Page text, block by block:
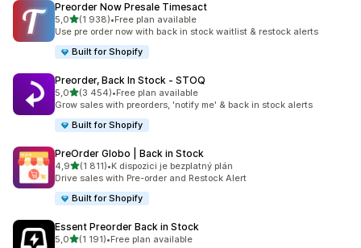
Preorder Now Presale Timesact
5,0z 5 hvězd
(1 938)
Celkový počet recenzí: 1938
•Free plan available
Use pre order now with back in stock waitlist & restock alerts
Built for Shopify
Preorder, Back In Stock ‑ STOQ
5,0z 5 hvězd
(3 454)
Celkový počet recenzí: 3454
•Free plan available
Grow sales with preorders, 'notify me' & back in stock alerts
Built for Shopify
PreOrder Globo | Back in Stock
4,9z 5 hvězd
(1 811)
Celkový počet recenzí: 1811
•K dispozici je bezplatný plán
Drive sales with Pre-order and Restock Alert
Built for Shopify
Essent Preorder Back in Stock
5,0z 5 hvězd
(1 191)
Celkový počet recenzí: 1191
•Free plan available